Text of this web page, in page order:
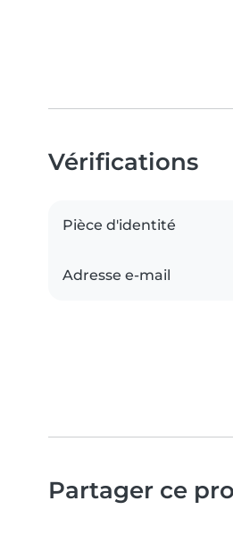
Vérifications
Pièce d'identité
Adresse e-mail
Partager ce